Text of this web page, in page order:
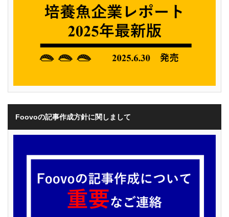
Foovoの記事作成方針に関しまして